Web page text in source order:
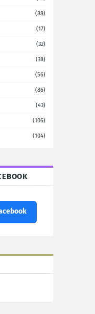
(88)
(17)
(32)
(38)
(56)
(86)
(43)
(106)
(104)